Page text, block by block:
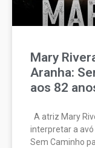
Mary
Aranha:
aos 82
A atriz Mary
interpretar a
Sem Caminho